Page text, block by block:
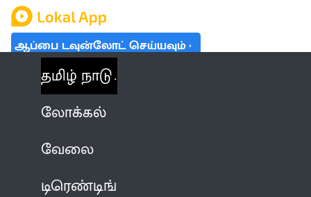
ஆப்பை டவுன்லோட் செய்யவும்
தமிழ் நாடு
லோக்கல்
வேலை
டிரெண்டிங்